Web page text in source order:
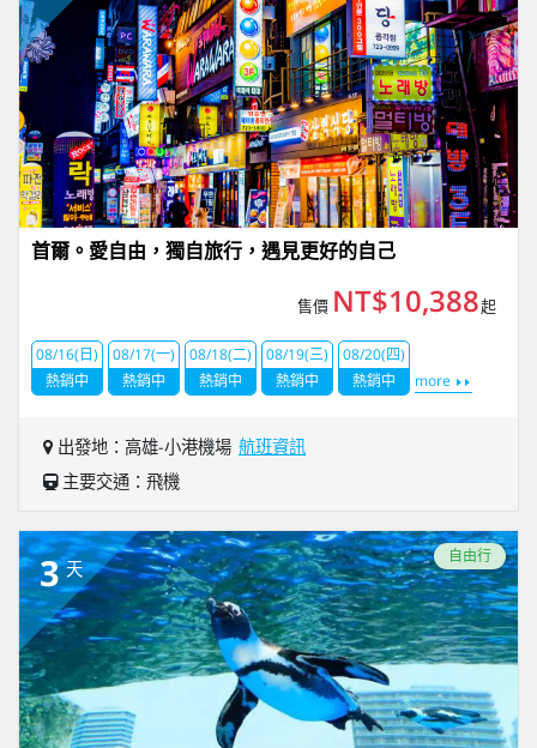
首爾。愛自由，獨自旅行，遇見更好的自己
售價 NT$10,388起
08/16(日)
熱銷中
08/17(一)
熱銷中
08/18(二)
熱銷中
08/19(三)
熱銷中
08/20(四)
熱銷中
more
出發地：高雄-小港機場 航班資訊
主要交通：飛機
3 天
自由行